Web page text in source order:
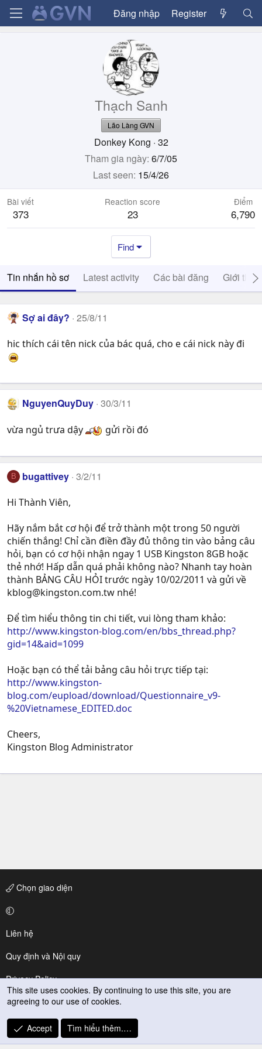
Đăng nhập Register
Thạch Sanh
Lão Làng GVN
Donkey Kong · 32
Tham gia ngày 6/7/05
Last seen 15/4/26
Bài viết
373
Reaction score
23
Điểm
6,790
Find
Tin nhắn hồ sơ Latest activity Các bài đăng Giới thiệu
Sợ ai đây? 25/8/11
hic thích cái tên nick của bác quá, cho e cái nick này đi
NguyenQuyDuy 30/3/11
vừa ngủ trưa dậy gửi rồi đó
B bugattivey 3/2/11
Hi Thành Viên,
Hãy nắm bắt cơ hội để trở thành một trong 50 người
chiến thắng! Chỉ cần điền đầy đủ thông tin vào bảng câu
hỏi, bạn có cơ hội nhận ngay 1 USB Kingston 8GB hoặc
thẻ nhớ! Hấp dẫn quá phải không nào? Nhanh tay hoàn
thành BẢNG CÂU HỎI trước ngày 10/02/2011 và gửi về
kblog@kingston.com.tw nhé!
Để tìm hiểu thông tin chi tiết, vui lòng tham khảo:
http://www.kingston-blog.com/en/bbs_thread.php?
gid=14&aid=1099
Hoặc bạn có thể tải bảng câu hỏi trực tiếp tại:
http://www.kingston-
blog.com/eupload/download/Questionnaire_v9-
%20Vietnamese_EDITED.doc
Cheers,
Kingston Blog Administrator
Chọn giao diện
Liên hệ
Quy định và Nội quy
Privacy Policy
Trợ giúp
R
S
This site uses cookies. By continuing to use this site, you are
agreeing to our use of cookies.
Accept Tìm hiểu thêm.…